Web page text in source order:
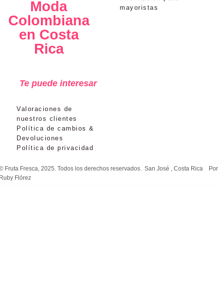
Moda
Colombiana
en Costa
Rica
mayoristas
Te puede interesar
Valoraciones de
nuestros clientes
Política de cambios &
Devoluciones
Política de privacidad
Fruta Fresca, 2025. Todos los derechos reservados. San José , Costa Rica
Por
Flórez